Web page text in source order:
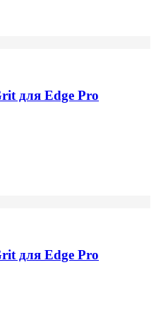
для Edge Pro
для Edge Pro